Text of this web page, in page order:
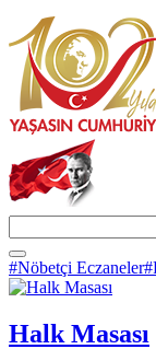
#Nöbetçi Eczaneler
Halk Masası